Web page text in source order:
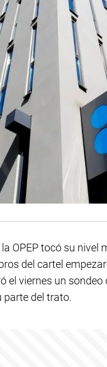
OPEP tocó su nivel
del cartel
el viernes un sondeo
parte del trato.